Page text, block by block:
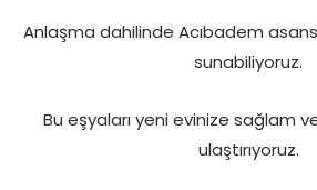
Anlaşma dahilinde Acıbadem
sunabiliyoruz.
Bu eşyaları yeni evinize sağlam
ulaştırıyoruz.